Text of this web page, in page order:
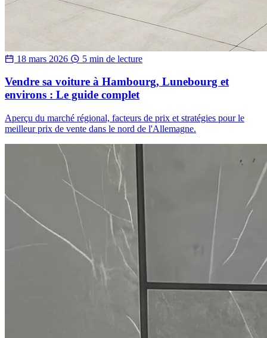
18 mars 2026 5 min de lecture
Vendre sa voiture à Hambourg, Lunebourg et
environs : Le guide complet
Aperçu du marché régional, facteurs de prix et stratégies pour le
meilleur prix de vente dans le nord de l'Allemagne.